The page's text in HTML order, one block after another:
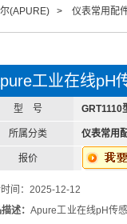
(APURE) > 仪表常用配
工业在线pH
型 号 GRT1110
所属分类 仪表常用
报价
间：2025-12-12
述：Apure工业在线pH传